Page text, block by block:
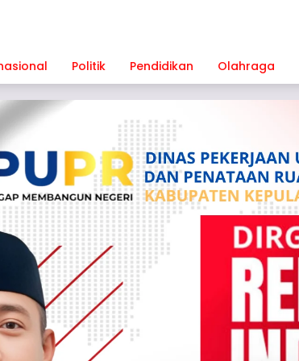
Politik Pendidikan Olahraga